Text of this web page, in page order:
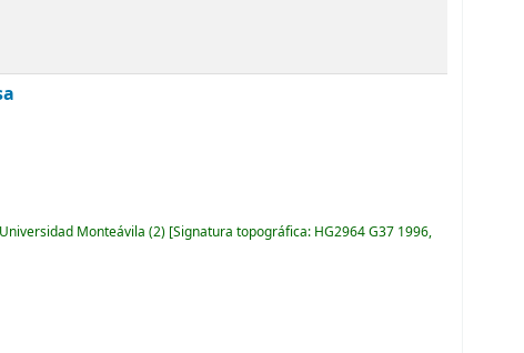
Monteávila (2) Signatura topográfica: HG2964 G37 1996,